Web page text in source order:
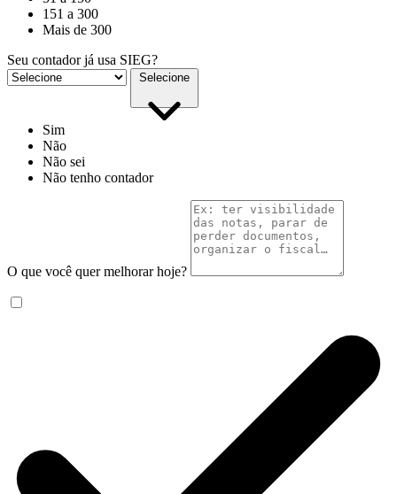
151 a 300
Mais de 300
Seu contador já usa SIEG?
Selecione
Sim
Não
Não sei
Não tenho contador
O que você quer melhorar hoje?